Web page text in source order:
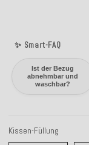
✨ Smart-FAQ
Ist der Bezug
abnehmbar und
waschbar?
Kissen-Füllung